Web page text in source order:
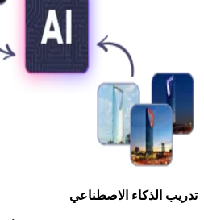
تدريب الذكاء الاصطناعي